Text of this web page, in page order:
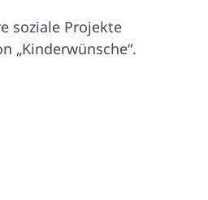
soziale Projekte
„Kinderwünsche“.